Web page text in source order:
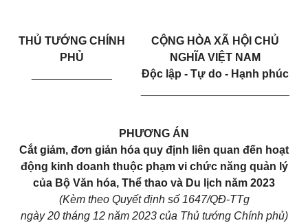
THỦ TƯỚNG CHÍNH
PHỦ
CỘNG HÒA XÃ HỘI CHỦ
NGHĨA VIỆT NAM
Độc lập - Tự do - Hạnh phúc
PHƯƠNG ÁN
Cắt giảm, đơn giản hóa quy định liên quan đến hoạt
động kinh doanh thuộc phạm vi chức năng quản lý
của Bộ Văn hóa, Thể thao và Du lịch năm 2023
(Kèm theo Quyết định số 1647/QĐ-TTg
ngày 20 tháng 12 năm 2023 của Thủ tướng Chính phủ)